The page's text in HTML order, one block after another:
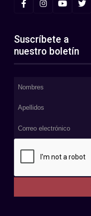
Suscríbete a
nuestro boletín